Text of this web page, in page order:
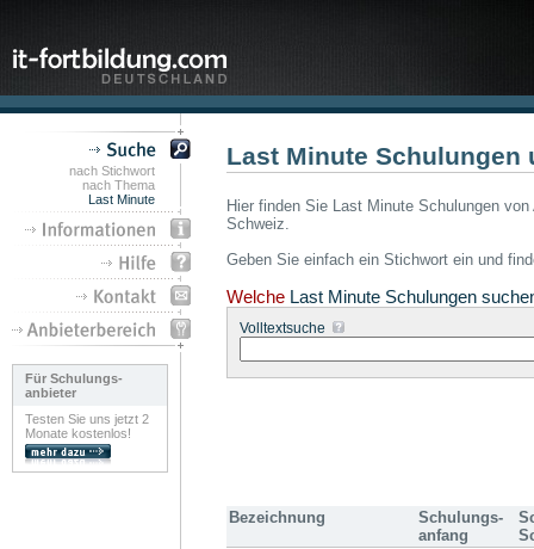
nach Stichwort
nach Thema
Last Minute
Für Schulungs-
anbieter
Testen Sie uns jetzt 2
Monate kostenlos!
Last Minute Schulungen
Hier finden Sie Last Minute Schulungen
Schweiz.
Geben Sie einfach ein Stichwort ein und
Welche Last Minute Schulungen
Volltextsuche
Bezeichnung
Schulungs-
anfang